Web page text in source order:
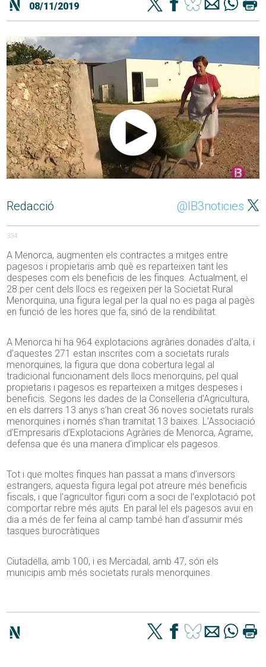
08/11/2019
Redacció @IB3noticies
334
A Menorca, augmenten els contractes a mitges entre
pagesos i propietaris amb què es reparteixen tant les
despeses com els beneficis de les finques. Actualment, el
28 per cent dels llocs es regeixen per la Societat Rural
Menorquina, una figura legal per la qual no es paga al pagès
en funció de les hores que fa, sinó de la rendibilitat.
A Menorca hi ha 964 explotacions agràries donades d’alta, i
d’aquestes 271 estan inscrites com a societats rurals
menorquines, la figura que dona cobertura legal al
tradicional funcionament dels llocs menorquins, pel qual
propietaris i pagesos es reparteixen a mitges despeses i
beneficis. Segons les dades de la Conselleria d’Agricultura,
en els darrers 13 anys s’han creat 36 noves societats rurals
menorquines i només s’han tramitat 13 baixes. L’Associació
d’Empresaris d’Explotacions Agràries de Menorca, Agrame,
defensa que és una manera d’implicar els pagesos.
Tot i que moltes finques han passat a mans d’inversors
estrangers, aquesta figura legal pot atreure més beneficis
fiscals, i que l’agricultor figuri com a soci de l’explotació pot
comportar rebre més ajuts. En paral·lel els pagesos avui en
dia a més de fer feina al camp també han d’assumir més
tasques burocràtiques
Ciutadella, amb 100, i es Mercadal, amb 47, són els
municipis amb més societats rurals menorquines.